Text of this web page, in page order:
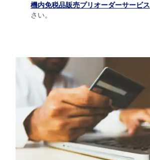
機内免税品販売プリオーダーサービス
さい。